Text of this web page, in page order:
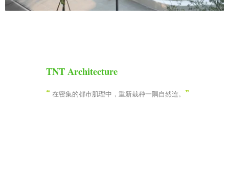
TNT Architecture
“ 在密集的都市肌理中，重新栽种一隅自然连。 ”